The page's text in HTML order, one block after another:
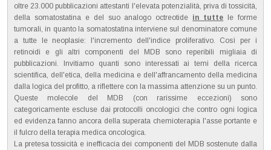
oltre 23.000 pubblicazioni attestanti l'elevata potenzialità, priva di tossicità,
della somatostatina e del suo analogo octreotide in tutte le forme
tumorali, in quanto la somatostatina interviene sul denominatore comune
a tutte le neoplasie: l'incremento dell'indice proliferativo. Così per i
retinoidi e gli altri componenti del MDB sono reperibili migliaia di
pubblicazioni. Invitiamo quanti sono interessati ai temi della ricerca
scientifica, dell'etica, della medicina e dell'affrancamento della medicina
dalla logica del profitto, a riflettere con la massima attenzione su un punto.
Queste molecole del MDB (con rarissime eccezioni) sono
categoricamente escluse dai protocolli oncologici che contro ogni logica
ed evidenza fanno ancora della superata chemioterapia l'asse portante e
il fulcro della terapia medica oncologica.
La pretesa tossicità e inefficacia dei componenti del MDB sostenute dalla